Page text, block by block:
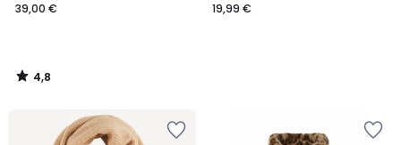
39,00 €
4,8
/
19,99 €